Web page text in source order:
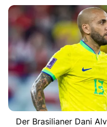
Der Brasilianer Dani